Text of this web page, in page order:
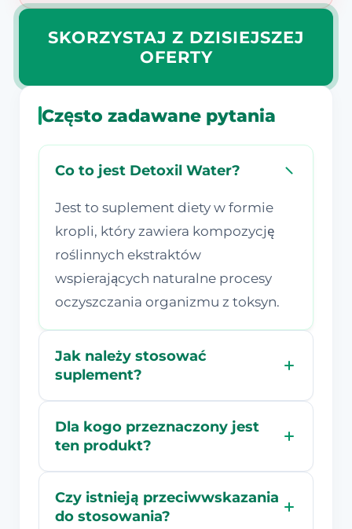
SKORZYSTAJ Z DZISIEJSZEJ
OFERTY
Często zadawane pytania
Co to jest Detoxil Water?
Jest to suplement diety w formie
kropli, który zawiera kompozycję
roślinnych ekstraktów
wspierających naturalne procesy
oczyszczania organizmu z toksyn.
Jak należy stosować
suplement?
Dla kogo przeznaczony jest
ten produkt?
Czy istnieją przeciwwskazania
do stosowania?